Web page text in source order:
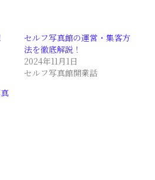
セルフ写真館の運営・集客方
法を徹底解説！
2024年11月1日
セルフ写真館開業話